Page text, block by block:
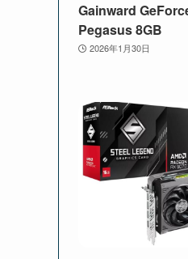
Gainward
Pegasus 8GB
2026年1月30日